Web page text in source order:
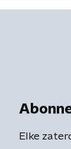
Elke